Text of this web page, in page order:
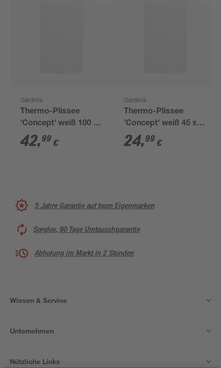
Gardinia
Thermo-Plissee
'Concept' weiß 100 x
130 cm
42,99 €
Gardinia
Thermo-Plissee
'Concept' weiß 45 x
130 cm
24,99 €
5 Jahre Garantie auf toom Eigenmarken
Sorglos, 90 Tage Umtauschgarantie
Abholung im Markt in 2 Stunden
Wissen & Service
Unternehmen
Nützliche Links